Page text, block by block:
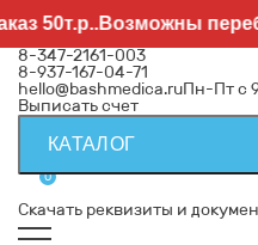
перебои
8-347-2161-003
8-937-167-04-71
hello@bashmedica.ruПн-Пт с
Выписать счет
КАТАЛОГ
0
Скачать реквизиты и